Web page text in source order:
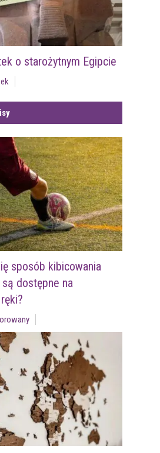
o starożytnym Egipcie
sposób kibicowania
dostępne na